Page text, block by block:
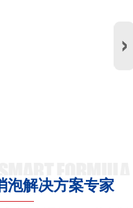
泡解决方案专家